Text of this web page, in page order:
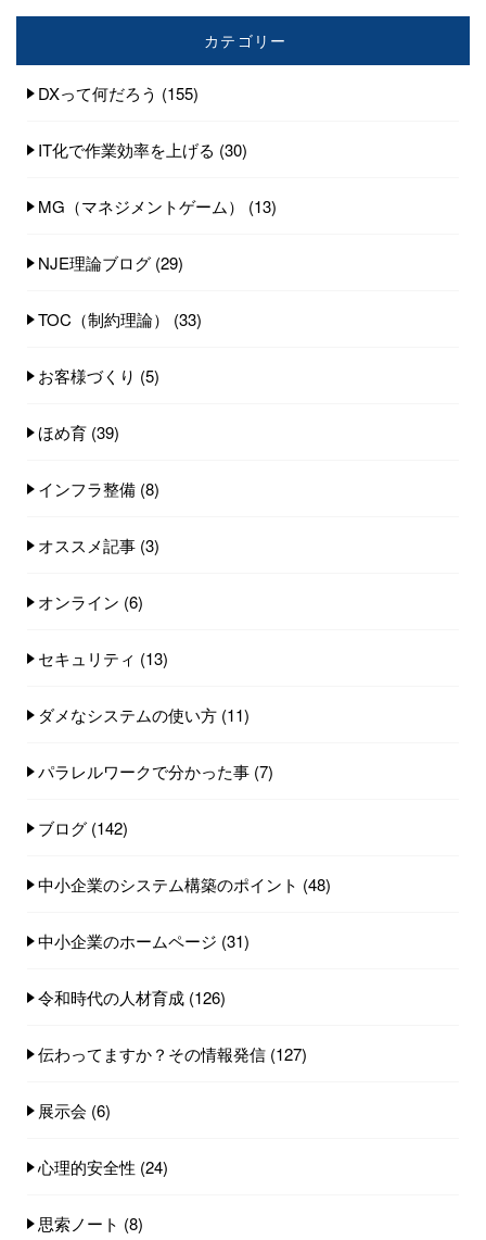
カテゴリー
DXって何だろう (155)
IT化で作業効率を上げる (30)
MG（マネジメントゲーム） (13)
NJE理論ブログ (29)
TOC（制約理論） (33)
お客様づくり (5)
ほめ育 (39)
インフラ整備 (8)
オススメ記事 (3)
オンライン (6)
セキュリティ (13)
ダメなシステムの使い方 (11)
パラレルワークで分かった事 (7)
ブログ (142)
中小企業のシステム構築のポイント (48)
中小企業のホームページ (31)
令和時代の人材育成 (126)
伝わってますか？その情報発信 (127)
展示会 (6)
心理的安全性 (24)
思索ノート (8)